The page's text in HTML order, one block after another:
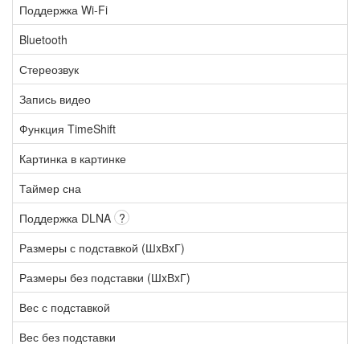
Поддержка Wi-Fi
Bluetooth
Стереозвук
Запись видео
Функция TimeShift
Картинка в картинке
Таймер сна
Поддержка DLNA ?
Размеры с подставкой (ШxВxГ)
Размеры без подставки (ШxВxГ)
Вес с подставкой
Вес без подставки